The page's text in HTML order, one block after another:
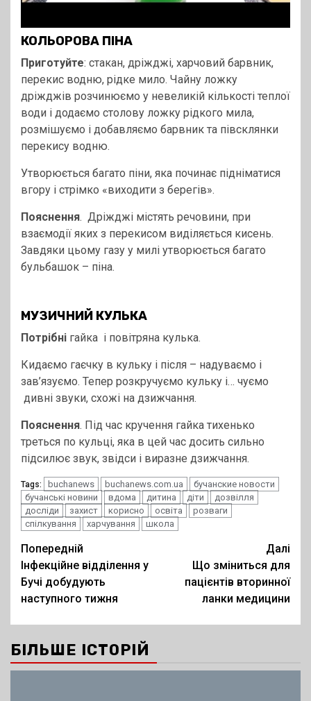
КОЛЬОРОВА ПІНА
Приготуйте: стакан, дріжджі, харчовий барвник,
перекис водню, рідке мило. Чайну ложку
дріжджів розчинюємо у невеликій кількості теплої
води і додаємо столову ложку рідкого мила,
розмішуємо і добавляємо барвник та півсклянки
перекису водню.
Утворюється багато піни, яка починає підніматися
вгору і стрімко «виходити з берегів».
Пояснення. Дріжджі містять речовини, при
взаємодії яких з перекисом виділяється кисень.
Завдяки цьому газу у милі утворюється багато
бульбашок – піна.
МУЗИЧНИЙ КУЛЬКА
Потрібні гайка і повітряна кулька.
Кидаємо гаєчку в кульку і після – надуваємо і
зав’язуємо. Тепер розкручуємо кульку і… чуємо
дивні звуки, схожі на дзижчання.
Пояснення. Під час кручення гайка тихенько
треться по кульці, яка в цей час досить сильно
підсилює звук, звідси і виразне дзижчання.
Tags: buchanews buchanews.com.ua
бучанские новости
бучанські новини
вдома дитина діти
дозвілля
досліди
захист корисно освіта
розваги
спілкування
харчування школа
Post
navigation
Попередній
Інфекційне відділення у
Бучі добудують
наступного тижня
Далі
Що зміниться для
пацієнтів вторинної
ланки медицини
БІЛЬШЕ ІСТОРІЙ